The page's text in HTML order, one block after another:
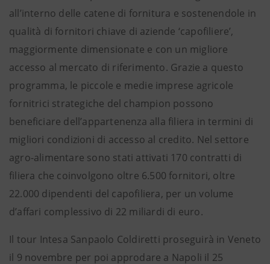
all’interno delle catene di fornitura e sostenendole in
qualità di fornitori chiave di aziende ‘capofiliere’,
maggiormente dimensionate e con un migliore
accesso al mercato di riferimento. Grazie a questo
programma, le piccole e medie imprese agricole
fornitrici strategiche del champion possono
beneficiare dell’appartenenza alla filiera in termini di
migliori condizioni di accesso al credito. Nel settore
agro-alimentare sono stati attivati 170 contratti di
filiera che coinvolgono oltre 6.500 fornitori, oltre
22.000 dipendenti del capofiliera, per un volume
d’affari complessivo di 22 miliardi di euro.
Il tour Intesa Sanpaolo Coldiretti proseguirà in Veneto
il 9 novembre per poi approdare a Napoli il 25